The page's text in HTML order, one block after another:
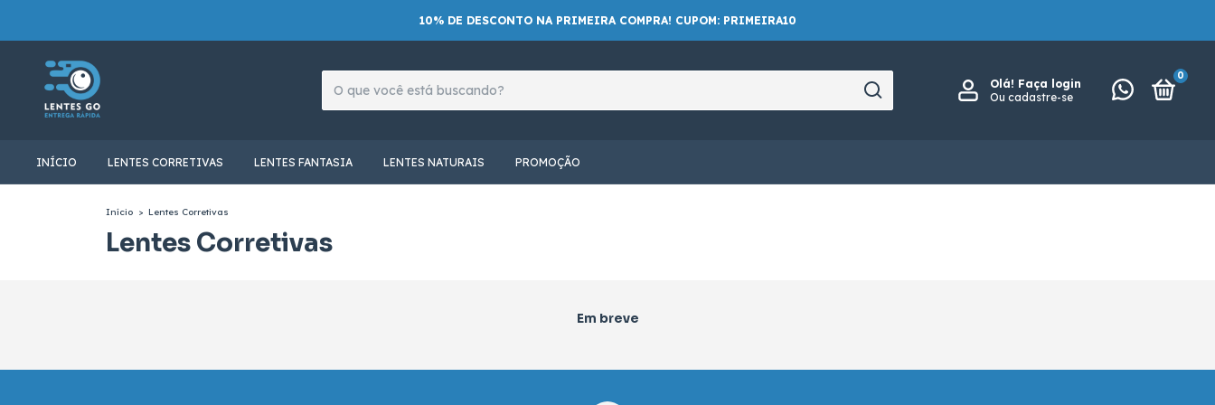
10% DE DESCONTO NA PRIMEIRA COMPRA! CUPOM: PRIMEIRA10
Olá! Faça login
Ou cadastre-se
0
INÍCIO LENTES CORRETIVAS LENTES FANTASIA LENTES NATURAIS PROMOÇÃO
Início > Lentes Corretivas
Lentes Corretivas
Em breve